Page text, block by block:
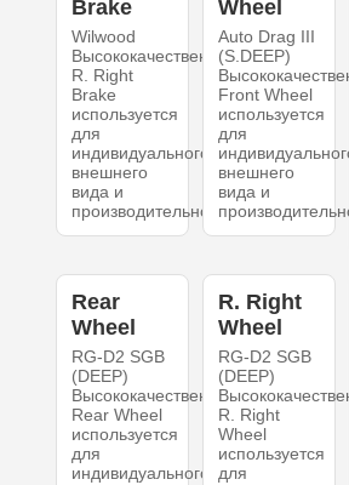
Brake
Wilwood
Высококачественный
R. Right
Brake
используется
для
индивидуального
внешнего
вида и
производительности.
Wheel
Auto Drag III
(S.DEEP)
Front Wheel
используется
для
индивидуального
внешнего
вида и
Rear
Wheel
RG-D2 SGB
(DEEP)
Высококачественный
Rear Wheel
используется
для
индивидуального
R. Right
Wheel
RG-D2 SGB
(DEEP)
R. Right
Wheel
используется
для